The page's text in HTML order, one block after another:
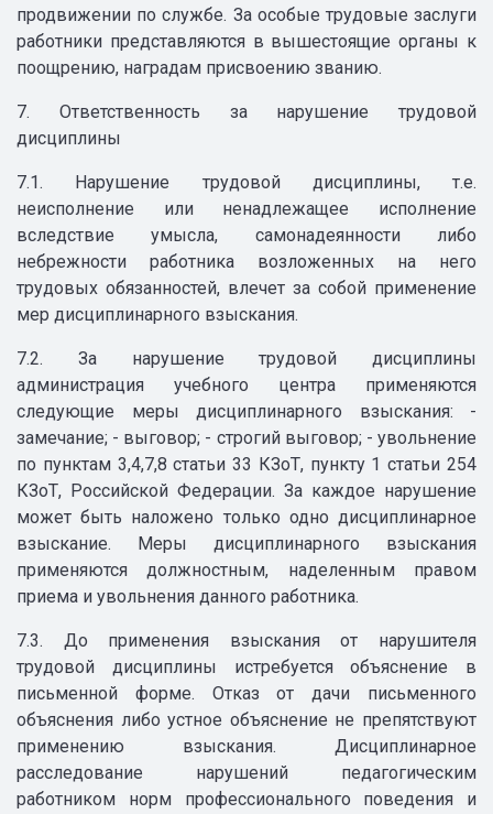
продвижении по службе. За особые трудовые заслуги
работники представляются в вышестоящие органы к
поощрению, наградам присвоению званию.
7. Ответственность за нарушение трудовой
дисциплины
7.1. Нарушение трудовой дисциплины, т.е.
неисполнение или ненадлежащее исполнение
вследствие умысла, самонадеянности либо
небрежности работника возложенных на него
трудовых обязанностей, влечет за собой применение
мер дисциплинарного взыскания.
7.2. За нарушение трудовой дисциплины
администрация учебного центра применяются
следующие меры дисциплинарного взыскания: -
замечание; - выговор; - строгий выговор; - увольнение
по пунктам 3,4,7,8 статьи 33 КЗоТ, пункту 1 статьи 254
КЗоТ, Российской Федерации. За каждое нарушение
может быть наложено только одно дисциплинарное
взыскание. Меры дисциплинарного взыскания
применяются должностным, наделенным правом
приема и увольнения данного работника.
7.3. До применения взыскания от нарушителя
трудовой дисциплины истребуется объяснение в
письменной форме. Отказ от дачи письменного
объяснения либо устное объяснение не препятствуют
применению взыскания. Дисциплинарное
расследование нарушений педагогическим
работником норм профессионального поведения и